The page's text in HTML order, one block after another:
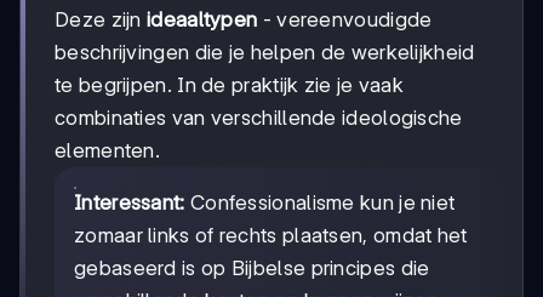
Deze zijn ideaaltypen - vereenvoudigde
beschrijvingen die je helpen de werkelijkheid
te begrijpen. In de praktijk zie je vaak
combinaties van verschillende ideologische
elementen.
Interessant: Confessionalisme kun je niet
zomaar links of rechts plaatsen, omdat het
gebaseerd is op Bijbelse principes die